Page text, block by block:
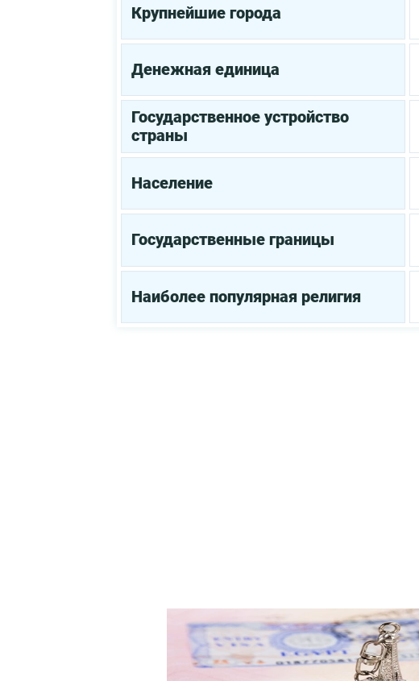
Крупнейшие города
Денежная единица
Государственное устройство
страны
Население
Государственные границы
Наиболее популярная религия